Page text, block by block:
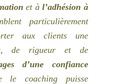
et àl’adhésion à
particulièrement
aux clients une
de rigueur et de
d’une confiance
le coaching puisse